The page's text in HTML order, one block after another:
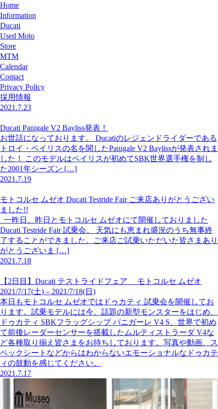
Home
Information
Ducati
Used Moto
Store
MTM
Calendar
Contact
Privacy Policy
採用情報
2021.7.23
Ducati Panigale V2 Bayliss発表！
お世話になっております。 Ducatiのレジェンドライダーである
トロイ・ベイリスの名を関したPanigale V2 Baylissが発表されま
した！ このモデルはベイリスが初めてSBK世界選手権を制し
た2001年シーズン […]
2021.7.19
モトコルセ ムゼオ Ducati Testride Fair ご来店ありがとうござい
ました!!
一昨日、昨日とモトコルセ ムゼオにて開催しておりました
Ducati Testride Fair 試乗会。 天気にも恵まれ盛況のうち無事終
了することができました。ご来店ご試乗いただいた皆さまあり
がとうございま […]
2021.7.18
【2日目】Ducati テストライドフェア モトコルセ ムゼオ
2021/7/17(土) – 2021/7/18(日)
本日もモトコルセ ムゼオではドゥカティ 試乗会を開催してお
ります。試乗モデルには今、話題の新型モンスターをはじめ、
ドゥカティ SBKフラッグシップ パニガーレ V4 S、世界で初め
て前後レーダーセンサーを搭載したムルティストラーダ V4な
ど各種取り揃え皆さまをお待ちしております。写真や動画、ス
ペックシートなどからはわからないエモーショナルなドゥカテ
ィの鼓動を感じてください。
2021.7.17